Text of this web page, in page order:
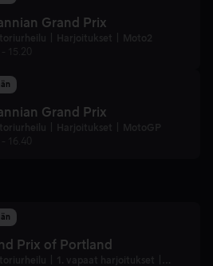
Grand Prix
Harjoitukset
Moto2
- 15.20
Grand Prix
Harjoitukset
MotoGP
- 16.40
Prix of Portland
1. vapaat harjoitukset